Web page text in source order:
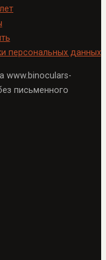
персональных данных
www.binoculars-
письменного